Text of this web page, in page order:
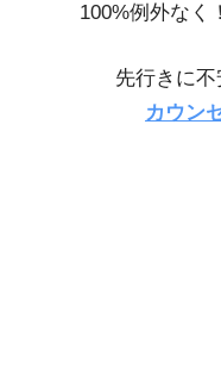
100%例外なく
先行きに
カウン